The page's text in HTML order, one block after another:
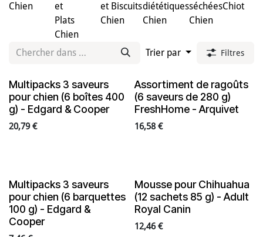
Chien
et
Plats
Chien
et Biscuits
Chien
diététiques
Chien
séchées
Chien
Chiot
Trier par Filtres
Multipacks 3 saveurs
pour chien (6 boîtes 400
g) - Edgard & Cooper
20,79€
Assortiment de ragoûts
(6 saveurs de 280 g)
FreshHome - Arquivet
16,58€
Multipacks 3 saveurs
pour chien (6 barquettes
100 g) - Edgard &
Cooper
Mousse pour Chihuahua
(12 sachets 85 g) - Adult
Royal Canin
12,46€